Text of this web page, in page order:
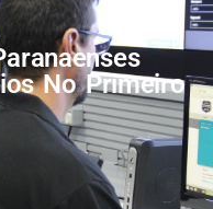
No Primeiro